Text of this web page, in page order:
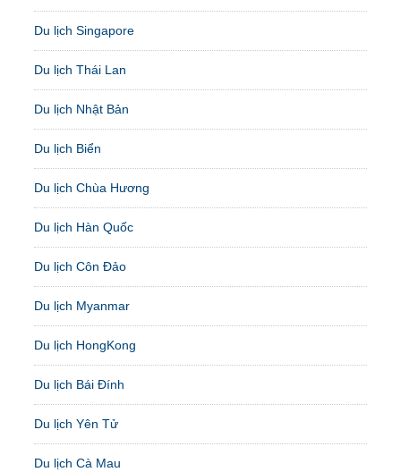
Du lịch Singapore
Du lịch Thái Lan
Du lịch Nhật Bản
Du lịch Biển
Du lịch Chùa Hương
Du lịch Hàn Quốc
Du lịch Côn Đảo
Du lịch Myanmar
Du lịch HongKong
Du lịch Bái Đính
Du lịch Yên Tử
Du lịch Cà Mau